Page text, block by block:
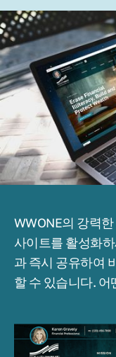
WWONE의 강력
사이트를 활성화
과 즉시 공유하여
할 수 있습니다.